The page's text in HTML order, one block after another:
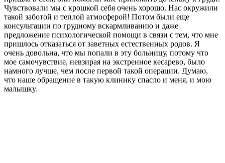
Чувствовали мы с крошкой себя очень хорошо. Нас окружили
такой заботой и теплой атмосферой! Потом были еще
консультации по грудному вскармливанию и даже
предложение психологической помощи в связи с тем, что мне
пришлось отказаться от заветных естественных родов. Я
очень довольна, что мы попали в эту больницу, потому что
мое самочувствие, невзирая на экстренное кесарево, было
намного лучше, чем после первой такой операции. Думаю,
что наше обращение в такую клинику спасло и меня, и мою
малышку.